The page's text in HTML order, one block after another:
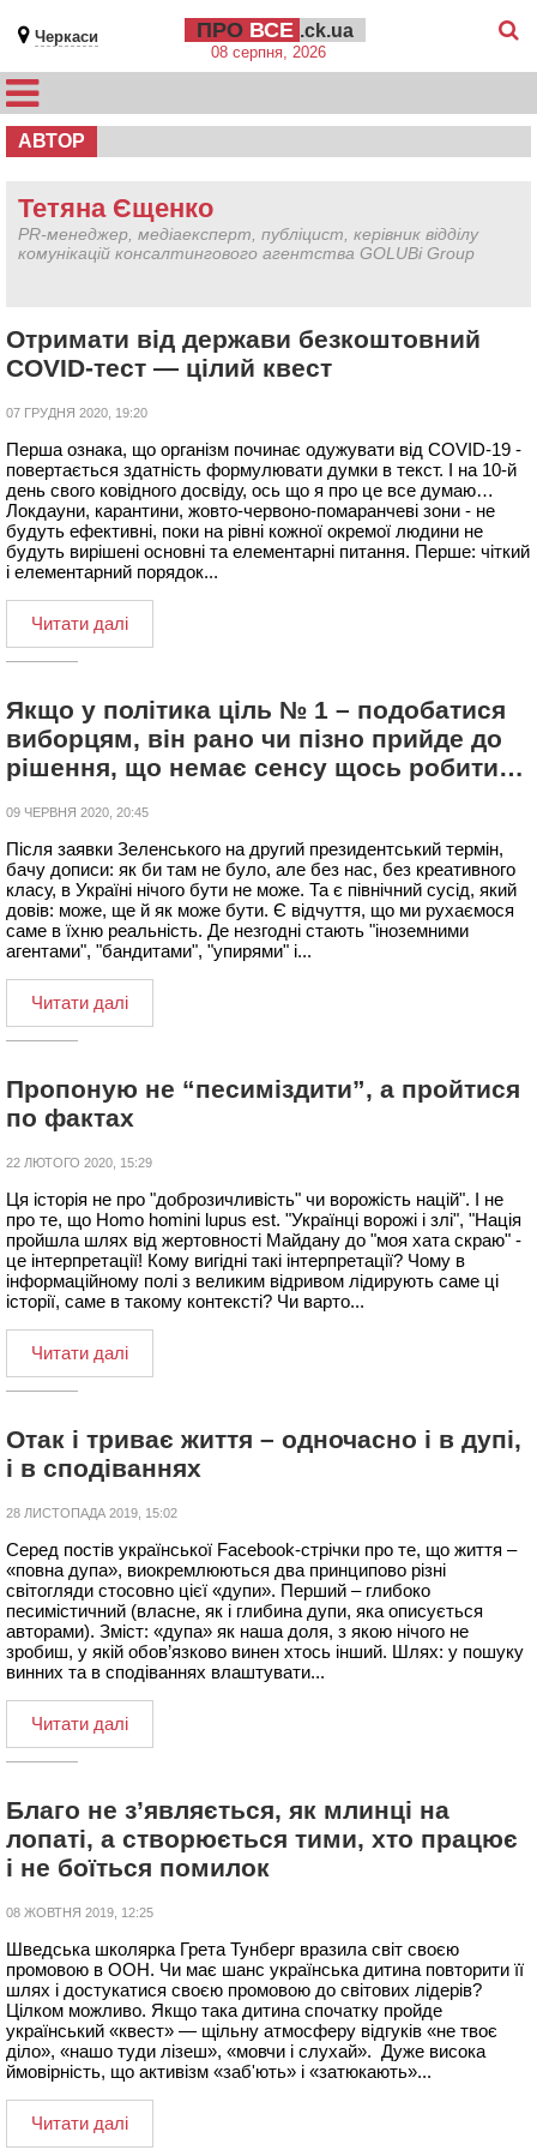
Черкаси ПРО ВСЕ .ck.ua
08 серпня, 2026
АВТОР
Тетяна Єщенко
PR-менеджер, медіаексперт, публіцист, керівник відділу
комунікацій консалтингового агентства GOLUBi Group
Отримати від держави безкоштовний
COVID-тест — цілий квест
07 ГРУДНЯ 2020, 19:20
Перша ознака, що організм починає одужувати від COVID-19 -
повертається здатність формулювати думки в текст. І на 10-й
день свого ковідного досвіду, ось що я про це все думаю…
Локдауни, карантини, жовто-червоно-помаранчеві зони - не
будуть ефективні, поки на рівні кожної окремої людини не
будуть вирішені основні та елементарні питання. Перше: чіткий
і елементарний порядок...
Читати далі
Якщо у політика ціль № 1 – подобатися
виборцям, він рано чи пізно прийде до
рішення, що немає сенсу щось робити…
09 ЧЕРВНЯ 2020, 20:45
Після заявки Зеленського на другий президентський термін,
бачу дописи: як би там не було, але без нас, без креативного
класу, в Україні нічого бути не може. Та є північний сусід, який
довів: може, ще й як може бути. Є відчуття, що ми рухаємося
саме в їхню реальність. Де незгодні стають "іноземними
агентами", "бандитами", "упирями" і...
Читати далі
Пропоную не “песиміздити”, а пройтися
по фактах
22 ЛЮТОГО 2020, 15:29
Ця історія не про "доброзичливість" чи ворожість націй". І не
про те, що Homo homini lupus est. "Українці ворожі і злі", "Нація
пройшла шлях від жертовності Майдану до "моя хата скраю" -
це інтерпретації! Кому вигідні такі інтерпретації? Чому в
інформаційному полі з великим відривом лідирують саме ці
історії, саме в такому контексті? Чи варто...
Читати далі
Отак і триває життя – одночасно і в дупі,
і в сподіваннях
28 ЛИСТОПАДА 2019, 15:02
Серед постів української Facebook-стрічки про те, що життя –
«повна дупа», виокремлюються два принципово різні
світогляди стосовно цієї «дупи». Перший – глибоко
песимістичний (власне, як і глибина дупи, яка описується
авторами). Зміст: «дупа» як наша доля, з якою нічого не
зробиш, у якій обов’язково винен хтось інший. Шлях: у пошуку
винних та в сподіваннях влаштувати...
Читати далі
Благо не з’являється, як млинці на
лопаті, а створюється тими, хто працює
і не боїться помилок
08 ЖОВТНЯ 2019, 12:25
Шведська школярка Грета Тунберг вразила світ своєю
промовою в ООН. Чи має шанс українська дитина повторити її
шлях і достукатися своєю промовою до світових лідерів?
Цілком можливо. Якщо така дитина спочатку пройде
український «квест» — щільну атмосферу відгуків «не твоє
діло», «нашо туди лізеш», «мовчи і слухай». Дуже висока
ймовірність, що активізм «заб'ють» і «затюкають»...
Читати далі